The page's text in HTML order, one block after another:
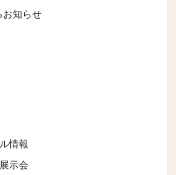
知らせ
情報
示会